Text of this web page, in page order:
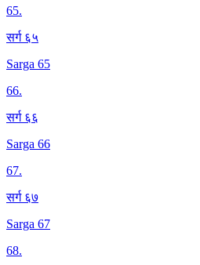
65.
सर्ग ६५
Sarga 65
66.
सर्ग ६६
Sarga 66
67.
सर्ग ६७
Sarga 67
68.